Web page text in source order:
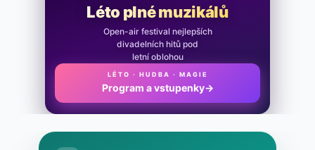
Léto plné muzikálů
Open-air festival nejlepších
divadelních hitů pod
letní oblohou
LÉTO · HUDBA · MAGIE
Program a vstupenky →